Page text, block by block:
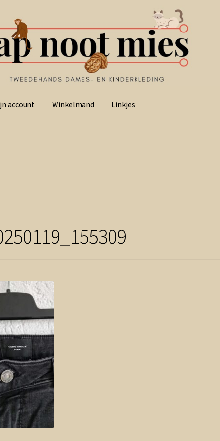
account Winkelmand Linkjes